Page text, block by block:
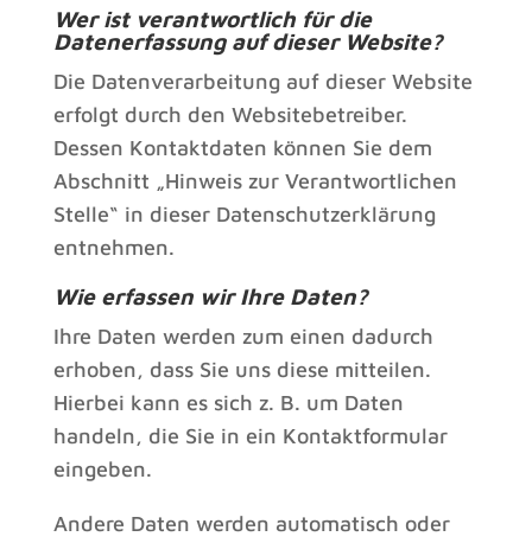
Wer ist verantwortlich für die
Datenerfassung auf dieser Website?
Die Datenverarbeitung auf dieser Website
erfolgt durch den Websitebetreiber.
Dessen Kontaktdaten können Sie dem
Abschnitt „Hinweis zur Verantwortlichen
Stelle“ in dieser Datenschutzerklärung
entnehmen.
Wie erfassen wir Ihre Daten?
Ihre Daten werden zum einen dadurch
erhoben, dass Sie uns diese mitteilen.
Hierbei kann es sich z. B. um Daten
handeln, die Sie in ein Kontaktformular
eingeben.
Andere Daten werden automatisch oder